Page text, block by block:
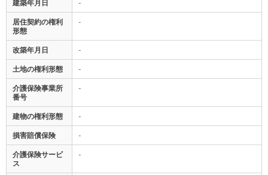
建築年月日 -
居住契約の権利
形態
-
改築年月日 -
土地の権利形態 -
介護保険事業所
番号
-
建物の権利形態 -
損害賠償保険 -
介護保険サービ
ス
-